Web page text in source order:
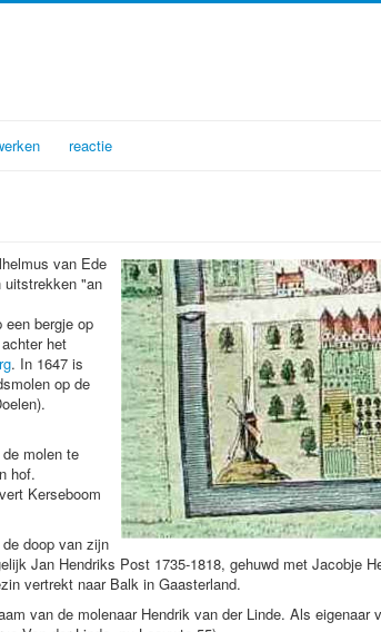
reactie
van Ede
uitstrekken "an
bergje op
het
. In 1647 is
op de
molen te
hof.
Kerseboom
doop van zijn
Jan Hendriks Post 1735-1818, gehuwd met Jacobje
vertrekt naar Balk in Gaasterland.
van de molenaar Hendrik van der Linde. Als eigenaar